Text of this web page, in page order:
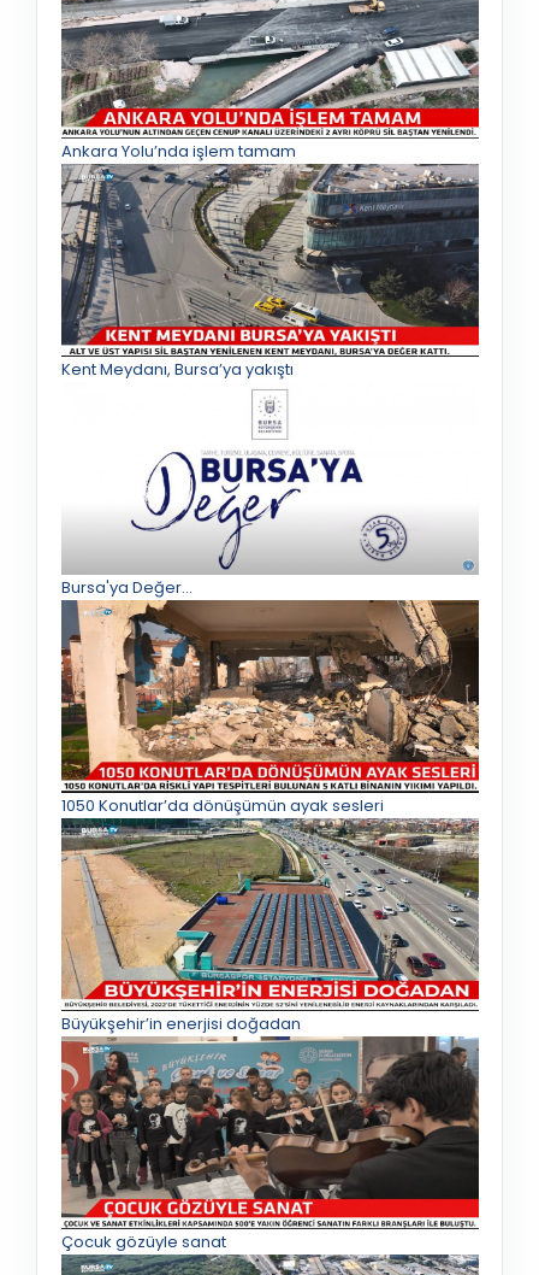
Ankara Yolu’nda işlem tamam
Kent Meydanı, Bursa’ya yakıştı
Bursa'ya Değer...
1050 Konutlar’da dönüşümün ayak sesleri
Büyükşehir’in enerjisi doğadan
Çocuk gözüyle sanat